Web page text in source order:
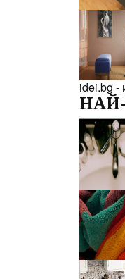
idei.bg -